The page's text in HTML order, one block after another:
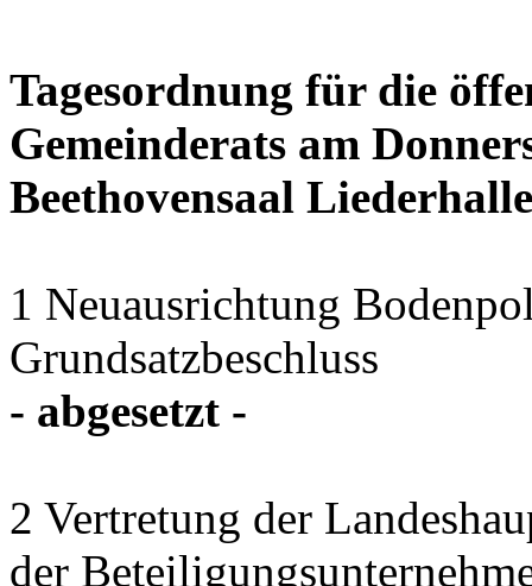
Tagesordnung für die
Gemeinderats am
Beethovensaal Liederhalle
1 Neuausrichtung
Grundsatzbeschluss
- abgesetzt -
2 Vertretung der
der